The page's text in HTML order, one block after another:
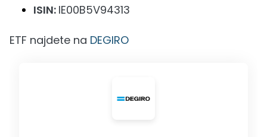
ISIN: IE00B5V94313
ETF najdete na DEGIRO